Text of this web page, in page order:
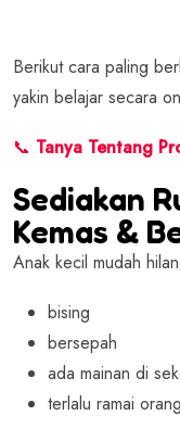
Berikut cara paling
yakin belajar secara
📞 Tanya Tentang
Sediakan
Kemas &
Anak kecil mudah
bising
bersepah
ada mainan di
terlalu ramai